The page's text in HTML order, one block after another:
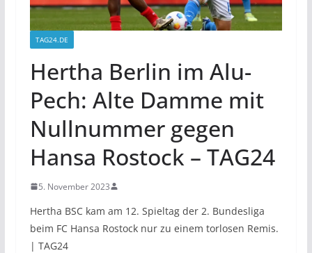
TAG24.DE
Hertha Berlin im Alu-
Pech: Alte Damme mit
Nullnummer gegen
Hansa Rostock – TAG24
5. November 2023
Hertha BSC kam am 12. Spieltag der 2. Bundesliga
beim FC Hansa Rostock nur zu einem torlosen Remis.
| TAG24